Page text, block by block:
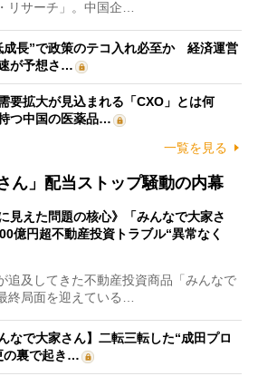
リサーチ」。中国企…
成長”で政策のテコ入れ必至か 経済運営
が予想さ…
要拡大が見込まれる「CXO」とは何
つ中国の医薬品…
一覧を見る
ん」配当ストップ騒動の内幕
に見えた問題の核心》「みんなで大家さ
億円超不動産投資トラブル“異常なく
及してきた不動産投資商品「みんなで
終局面を迎えている…
なで大家さん】二転三転した“成田プロ
の裏で起き…